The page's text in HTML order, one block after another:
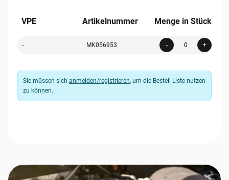
VPE Artikelnummer Menge in Stück
- MK056953 - +
Sie müssen sich anmelden/registrieren, um die Bestell-Liste nutzen
zu können.